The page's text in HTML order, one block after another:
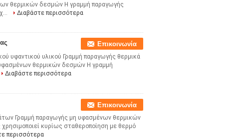
θερμικών δεσμών Η γραμμή παραγωγής
Διαβάστε περισσότερα
Επικοινωνία
υφαντικού υλικού Γραμμή παραγωγής θερμικά
θερμικών δεσμών Η γραμμή
Διαβάστε περισσότερα
Επικοινωνία
Γραμμή παραγωγής μη υφασμένων θερμικών
κυρίως σταθεροποίηση με θερμό
περισσότερα